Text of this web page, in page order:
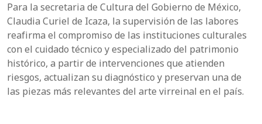
Para la secretaria de Cultura del Gobierno de México,
Claudia Curiel de Icaza, la supervisión de las labores
reafirma el compromiso de las instituciones culturales
con el cuidado técnico y especializado del patrimonio
histórico, a partir de intervenciones que atienden
riesgos, actualizan su diagnóstico y preservan una de
las piezas más relevantes del arte virreinal en el país.